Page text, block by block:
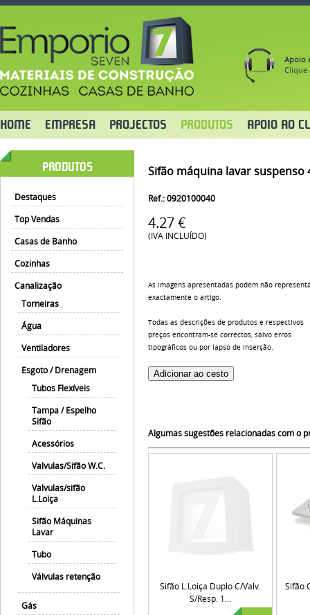
Apoio
Clique
HOME EMPRESA PROJECTOS PRODUTOS APOIO AO
PRODUTOS
Destaques
Top Vendas
Casas de Banho
Cozinhas
Canalização
Torneiras
Água
Ventiladores
Esgoto / Drenagem
Tubos Flexíveis
Tampa / Espelho
Sifão
Acessórios
Valvulas/Sifão W.C.
Valvulas/sifão
L.Loiça
Sifão Máquinas
Lavar
Tubo
Válvulas retenção
Gás
Sifão máquina lavar suspenso
Ref.: 0920100040
4.27 €
(IVA INCLUÍDO)
As imagens apresentadas podem não
exactamente o artigo.
Todas as descrições de produtos e respectivos
preços encontram-se correctos, salvo erros
tipográficos ou por lapso de inserção.
Algumas sugestões relacionadas com o
Sifão L.loiça Duplo C/valv.
S/resp. 1...
Sifão